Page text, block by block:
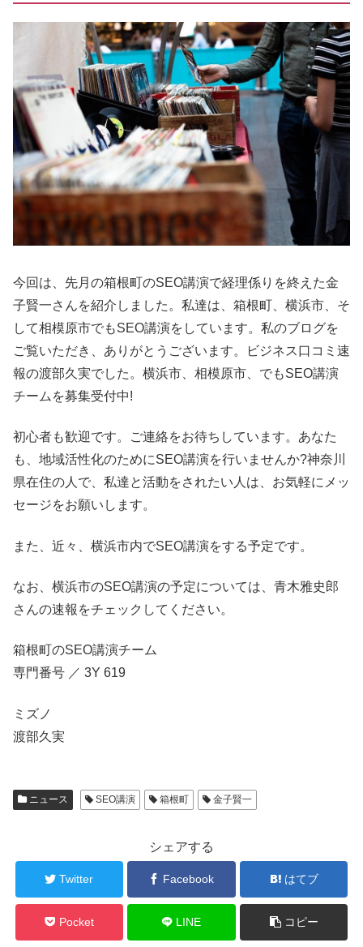
今回は、先月の箱根町のSEO講演で経理係りを終えた金
子賢一さんを紹介しました。私達は、箱根町、横浜市、そ
して相模原市でもSEO講演をしています。私のブログを
ご覧いただき、ありがとうございます。ビジネス口コミ速
報の渡部久実でした。横浜市、相模原市、でもSEO講演
チームを募集受付中!
初心者も歓迎です。ご連絡をお待ちしています。あなた
も、地域活性化のためにSEO講演を行いませんか?神奈川
県在住の人で、私達と活動をされたい人は、お気軽にメッ
セージをお願いします。
また、近々、横浜市内でSEO講演をする予定です。
なお、横浜市のSEO講演の予定については、青木雅史郎
さんの速報をチェックしてください。
箱根町のSEO講演チーム
専門番号 ／ 3Y 619
ミズノ
渡部久実
ニュース SEO講演 箱根町 金子賢一
シェアする
Twitter Facebook はてブ
Pocket LINE コピー